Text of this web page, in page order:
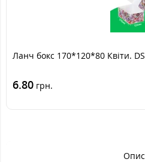
Ланч бокс 170*120*80 Квіти. DS
6.80 грн.
Опис